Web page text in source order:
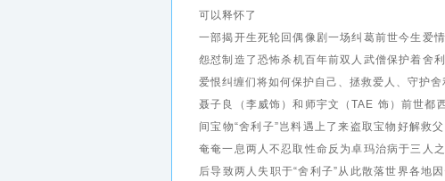
可以释怀了
一部揭开生死轮回偶像剧一场纠葛前世今生爱
怨怼制造了恐怖杀机百年前双人武僧保护着舍
爱恨纠缠们将如何保护自己、拯救爱人、守护舍
聂子良（李威饰）和师宇文（TAE 饰）前世都
间宝物“舍利子”岂料遇上了来盗取宝物好解救
奄奄一息两人不忍取性命反为卓玛治病于三人
后导致两人失职于“舍利子”从此散落世界各地